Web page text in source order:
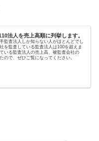
法人を売上高順に列挙します。
監査法人しか知らない人がほとんどでし
を監査している監査法人は100を超えま
いる監査法人の売上高、被監査会社の
ので、ぜひご覧になってください。